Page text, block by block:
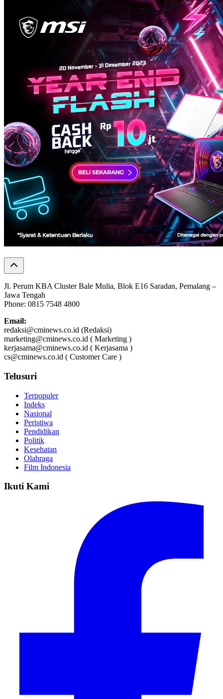
Jl. Perum KBA Cluster Bale Mulia, Blok E16 Saradan, Pemalang –
Jawa Tengah
Phone: 0815 7548 4800
Email:
redaksi@cminews.co.id (Redaksi)
marketing@cminews.co.id ( Marketing )
kerjasama@cminews.co.id ( Kerjasama )
cs@cminews.co.id ( Customer Care )
Telusuri
Terpopuler
Indeks
Nasional
Peristiwa
Pendidikan
Politik
Kesehatan
Olahraga
Film Indonesia
Ikuti Kami